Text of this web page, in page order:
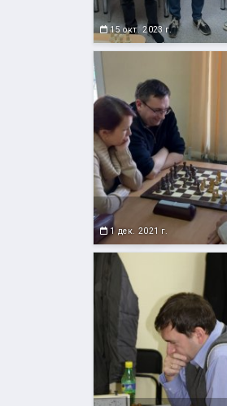
15 окт. 2023 г.
1 дек. 2021 г.